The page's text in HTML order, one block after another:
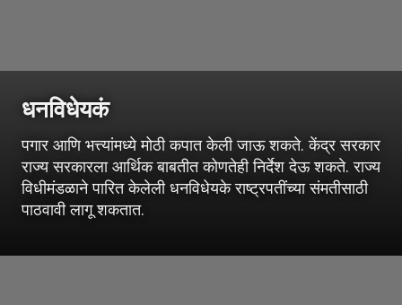
धनविधेयकं
पगार आणि भत्त्यांमध्ये मोठी कपात केली जाऊ शकते. केंद्र सरकार
राज्य सरकारला आर्थिक बाबतीत कोणतेही निर्देश देऊ शकते. राज्य
विधीमंडळाने पारित केलेली धनविधेयके राष्ट्रपतींच्या संमतीसाठी
पाठवावी लागू शकतात.